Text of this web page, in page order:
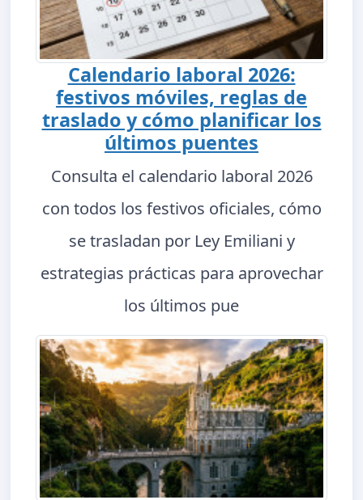
Calendario laboral 2026:
festivos móviles, reglas de
traslado y cómo planificar los
últimos puentes
Consulta el calendario laboral 2026
con todos los festivos oficiales, cómo
se trasladan por Ley Emiliani y
estrategias prácticas para aprovechar
los últimos pue